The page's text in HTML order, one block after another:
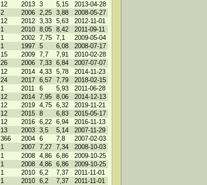
12 2013 3 5,15
2013-04-28
2 2006 2,25 3,88
2008-05-27
12 2012 3,33 5,63
2012-11-01
1 2010 8,05 8,42
2011-09-11
1 2002 7,75 7,1
2009-05-04
1 1997 5 6,08
2008-07-17
15 2009 7,7 7,91
2010-02-28
26 2006 7,33 6,84
2007-07-07
12 2014 4,33 5,78
2014-11-23
24 2017 6,57 7,79
2018-02-15
1 2011 6 5,93
2011-06-28
12 2014 7,95 8,06
2014-12-13
12 2019 4,75 6,32
2019-11-21
12 2015 8 6,83
2015-05-17
12 2016 6,22 6,94
2016-11-13
13 2003 3,5 5,14
2007-11-29
366 2004 6 7,8
2007-02-03
1 2007 7,27 7,34
2008-10-03
1 2008 4,86 6,86
2009-10-25
1 2008 4,86 6,86
2009-10-25
1 2010 6,2 7,37
2011-11-01
1 2010 6,2 7,37
2011-11-01